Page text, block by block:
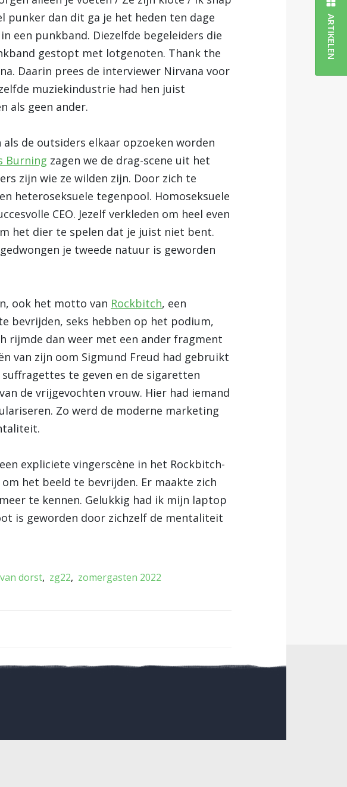
punker dan dit ga je het heden ten dage
een punkband. Diezelfde begeleiders die
gestopt met lotgenoten. Thank the
Daarin prees de interviewer Nirvana voor
muziekindustrie had hen juist
als geen ander.
de outsiders elkaar opzoeken worden
Burning zagen we de drag-scene uit het
zijn wie ze wilden zijn. Door zich te
heteroseksuele tegenpool. Homoseksuele
CEO. Jezelf verkleden om heel even
het dier te spelen dat je juist niet bent.
je tweede natuur is geworden
ook het motto van Rockbitch, een
bevrijden, seks hebben op het podium,
rijmde dan weer met een ander fragment
van zijn oom Sigmund Freud had gebruikt
te geven en de sigaretten
de vrijgevochten vrouw. Hier had iemand
Zo werd de moderne marketing
expliciete vingerscène in het Rockbitch-
het beeld te bevrijden. Er maakte zich
te kennen. Gelukkig had ik mijn laptop
is geworden door zichzelf de mentaliteit
dorst zg22 zomergasten 2022
ARTIKELEN